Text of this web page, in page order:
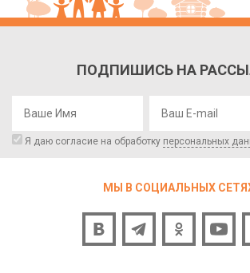
ПОДПИШИСЬ НА
Я даю согласие на обработку персональных
МЫ В СОЦИАЛЬНЫХ